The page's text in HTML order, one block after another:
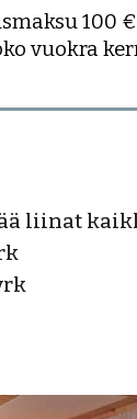
100 €
vuokra
liinat